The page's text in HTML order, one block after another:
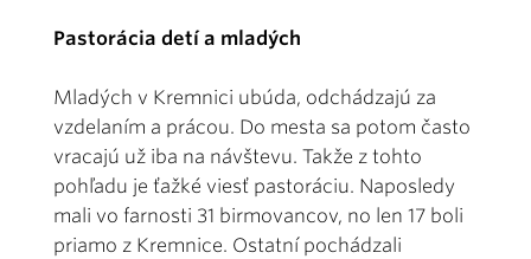
Pastorácia detí a mladých
Mladých v Kremnici ubúda, odchádzajú za
vzdelaním a prácou. Do mesta sa potom často
vracajú už iba na návštevu. Takže z tohto
pohľadu je ťažké viesť pastoráciu. Naposledy
mali vo farnosti 31 birmovancov, no len 17 boli
priamo z Kremnice. Ostatní pochádzali